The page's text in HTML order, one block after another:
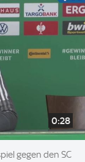
0:28
gegen den SC